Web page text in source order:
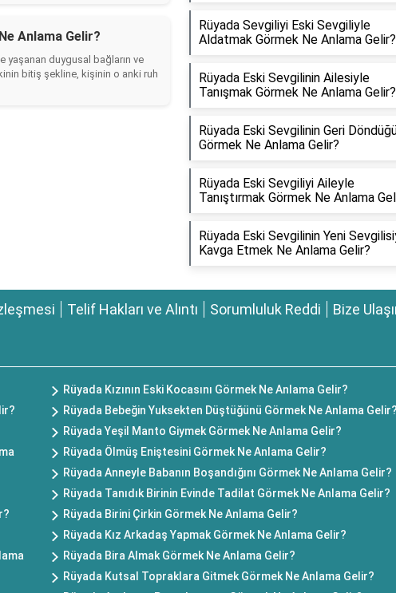
Anlama Gelir?
duygusal bağların ve
bitiş şekline, kişinin o anki ruh
Rüyada Sevgiliyi Eski Sevgiliyle
Aldatmak Görmek Ne Anlama Gelir?
Rüyada Eski Sevgilinin Ailesiyle
Tanışmak Görmek Ne Anlama Gelir?
Rüyada Eski Sevgilinin Geri
Görmek Ne Anlama Gelir?
Rüyada Eski Sevgiliyi Aileyle
Tanıştırmak Görmek Ne Anlama
Rüyada Eski Sevgilinin Yeni
Kavga Etmek Ne Anlama Gelir?
Telif Hakları ve Alıntı Sorumluluk Reddi Bize
Rüyada Kızının Eski Kocasını Görmek Ne Anlama Gelir?
Rüyada Bebeğin Yuksekten Düştüğünü Görmek Ne Anlama Gelir?
Rüyada Yeşil Manto Giymek Görmek Ne Anlama Gelir?
Rüyada Ölmüş Eniştesini Görmek Ne Anlama Gelir?
Rüyada Anneyle Babanın Boşandığını Görmek Ne Anlama Gelir?
Rüyada Tanıdık Birinin Evinde Tadilat Görmek Ne Anlama Gelir?
Rüyada Birini Çirkin Görmek Ne Anlama Gelir?
Rüyada Kız Arkadaş Yapmak Görmek Ne Anlama Gelir?
Rüyada Bira Almak Görmek Ne Anlama Gelir?
Rüyada Kutsal Topraklara Gitmek Görmek Ne Anlama Gelir?